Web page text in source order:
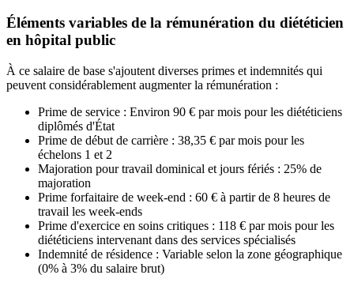
Éléments variables de la rémunération du diététicien
en hôpital public
À ce salaire de base s'ajoutent diverses primes et indemnités qui
peuvent considérablement augmenter la rémunération :
Prime de service : Environ 90 € par mois pour les diététiciens
diplômés d'État
Prime de début de carrière : 38,35 € par mois pour les
échelons 1 et 2
Majoration pour travail dominical et jours fériés : 25% de
majoration
Prime forfaitaire de week-end : 60 € à partir de 8 heures de
travail les week-ends
Prime d'exercice en soins critiques : 118 € par mois pour les
diététiciens intervenant dans des services spécialisés
Indemnité de résidence : Variable selon la zone géographique
(0% à 3% du salaire brut)